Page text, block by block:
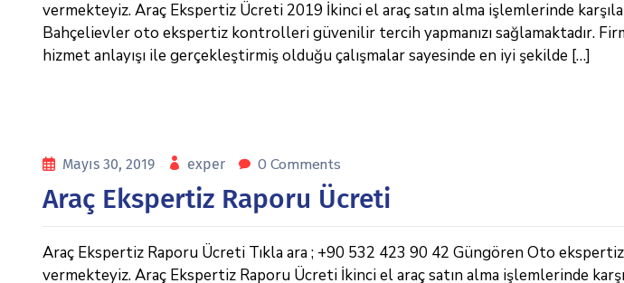
vermekteyiz. Araç Ekspertiz Ücreti 2019 İkinci el araç satın alma işlemlerinde
Bahçelievler oto ekspertiz kontrolleri güvenilir tercih yapmanızı sağlamaktadır.
hizmet anlayışı ile gerçekleştirmiş olduğu çalışmalar sayesinde en iyi şekilde […]
Mayıs 30, 2019 exper 0 Comments
Araç Ekspertiz Raporu Ücreti
Araç Ekspertiz Raporu Ücreti Tıkla ara ; +90 532 423 90 42 Güngören Oto
vermekteyiz. Araç Ekspertiz Raporu Ücreti İkinci el araç satın alma işlemlerinde